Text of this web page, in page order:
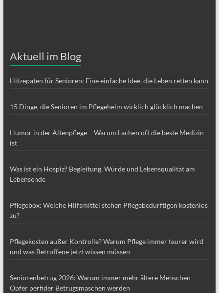
Aktuell im Blog
Hitzepaten für Senioren: Eine einfache Idee, die Leben retten kann
15 Dinge, die Senioren im Pflegeheim wirklich glücklich machen
Humor in der Altenpflege – Warum Lachen oft die beste Medizin
ist
Was ist ein Hospiz? Begleitung, Würde und Lebensqualität am
Lebensende
Pflegebox: Welche Hilfsmittel stehen Pflegebedürftigen kostenlos
zu?
Pflegekosten außer Kontrolle? Warum Pflege immer teurer wird
und was Betroffene jetzt wissen müssen
Seniorenbetrug 2026: Warum immer mehr ältere Menschen
Opfer perfider Betrugsmaschen werden